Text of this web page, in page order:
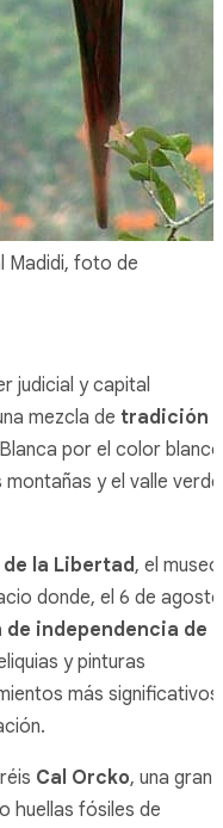
Madidi, foto de
judicial y capital
mezcla de tradición y
por el color blanco
y el valle verde
de la Libertad , el museo
donde, el 6 de agosto
independencia de
y pinturas
más significativos
Cal Orcko, una gran
huellas fósiles de